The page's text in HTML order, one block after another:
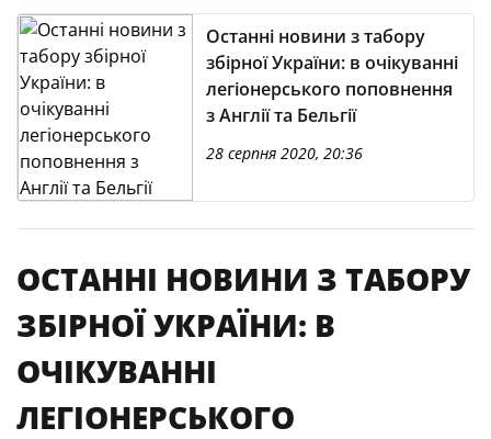
Останні новини з табору
збірної України: в очікуванні
легіонерського поповнення
з Англії та Бельгії
28 серпня 2020, 20:36
ОСТАННІ НОВИНИ З ТАБОРУ
ЗБІРНОЇ УКРАЇНИ: В
ОЧІКУВАННІ
ЛЕГІОНЕРСЬКОГО